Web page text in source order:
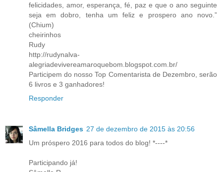
felicidades, amor, esperança, fé, paz e que o ano seguinte
seja em dobro, tenha um feliz e prospero ano novo.”
(Chium)
cheirinhos
Rudy
http://rudynalva-
alegriadevivereamaroquebom.blogspot.com.br/
Participem do nosso Top Comentarista de Dezembro, serão
6 livros e 3 ganhadores!
Responder
Sâmella Bridges 27 de dezembro de 2015 às 20:56
Um próspero 2016 para todos do blog! *----*
Participando já!